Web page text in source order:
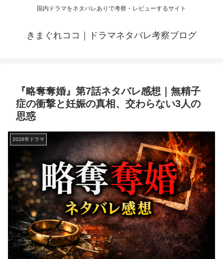
国内ドラマをネタバレありで考察・レビューするサイト
きまぐれココ｜ドラマネタバレ考察ブログ
『略奪奪婚』第7話ネタバレ感想｜無精子
症の衝撃と妊娠の真相、交わらない3人の
思惑
2026年ドラマ